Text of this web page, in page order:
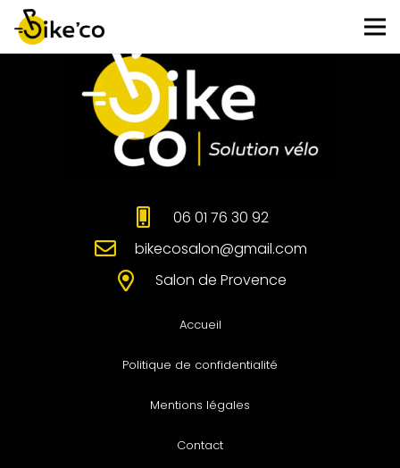
06 01 76 30 92
bikecosalon@gmail.com
Salon de Provence
Accueil
Politique de confidentialité
Mentions légales
Contact